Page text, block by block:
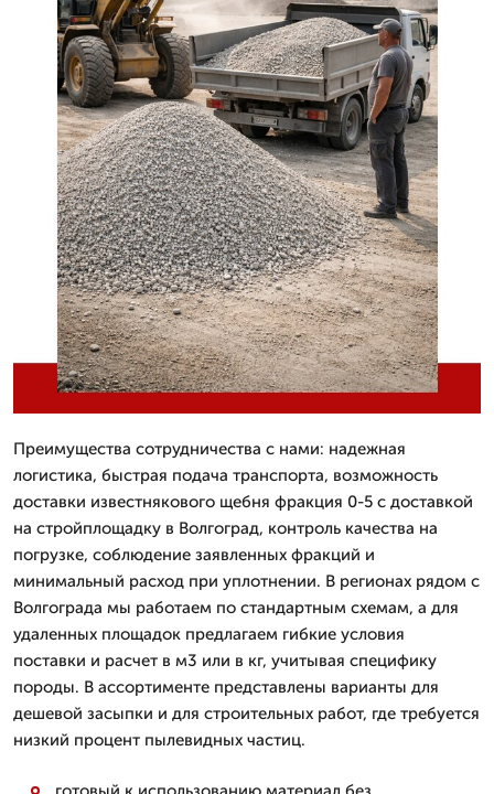
Преимущества сотрудничества с нами: надежная
логистика, быстрая подача транспорта, возможность
доставки известнякового щебня фракция 0-5 с доставкой
на стройплощадку в Волгоград, контроль качества на
погрузке, соблюдение заявленных фракций и
минимальный расход при уплотнении. В регионах рядом с
Волгограда мы работаем по стандартным схемам, а для
удаленных площадок предлагаем гибкие условия
поставки и расчет в м3 или в кг, учитывая специфику
породы. В ассортименте представлены варианты для
дешевой засыпки и для строительных работ, где требуется
низкий процент пылевидных частиц.